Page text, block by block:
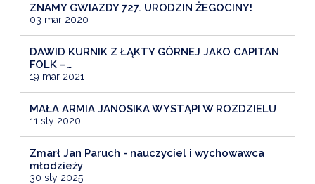
ZNAMY GWIAZDY 727. URODZIN ŻEGOCINY!
03 mar 2020
DAWID KURNIK Z ŁĄKTY GÓRNEJ JAKO CAPITAN
FOLK –…
19 mar 2021
MAŁA ARMIA JANOSIKA WYSTĄPI W ROZDZIELU
11 sty 2020
Zmarł Jan Paruch - nauczyciel i wychowawca
młodzieży
30 sty 2025